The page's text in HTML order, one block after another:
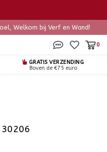
Welkom bij Verf en Wand!
0
GRATIS VERZENDING
Boven de €75 euro